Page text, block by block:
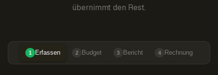
übernimmt den Rest.
1 Erfassen 2 Budget 3 Bericht 4 Rechnung